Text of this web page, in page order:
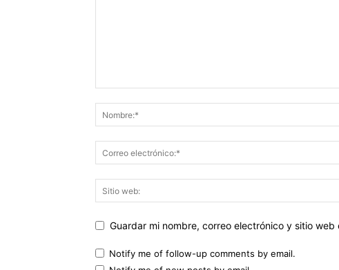
Guardar mi nombre, correo electrónico y sitio
Notify me of follow-up comments by email.